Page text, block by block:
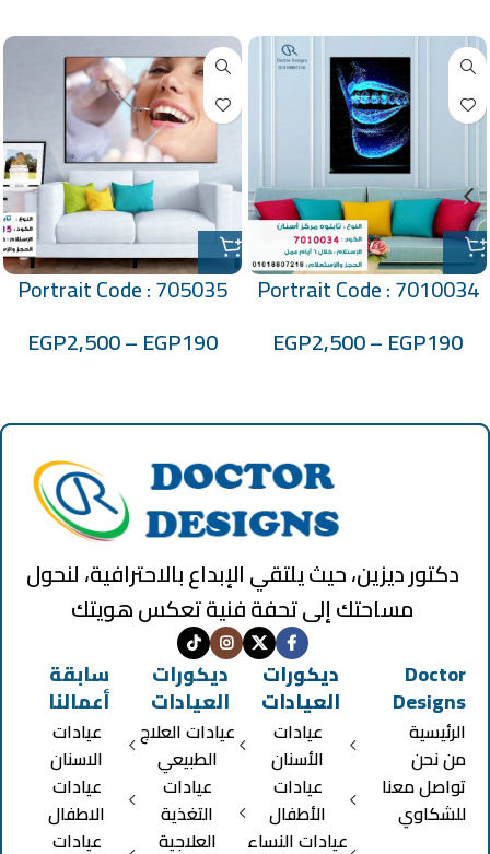
Portrait Code : 7010034
EGP190
–
EGP2,500
Portrait Code : 705035
EGP190
–
EGP2,500
دكتور ديزين، حيث يلتقي الإبداع بالاحترافية، لنحول
مساحتك إلى تحفة فنية تعكس هويتك
Doctor
Designs
الرئيسية
من نحن
تواصل معنا
للشكاوي
ديكورات
العيادات
عيادات
الأسنان
عيادات
الأطفال
عيادات النساء
ديكورات
العيادات
عيادات العلاج
الطبيعي
عيادات
التغذية
العلاجية
سابقة
أعمالنا
عيادات
الاسنان
عيادات
الاطفال
عيادات